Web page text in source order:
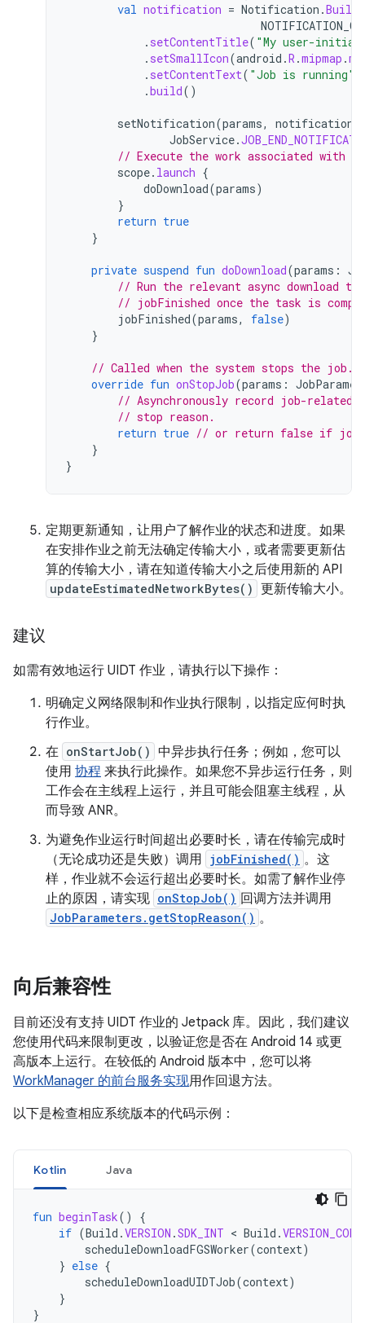
val notification = Notification .
. setContentTitle( "My user-
. setSmallIcon(android .R .mipmap .
. setContentText( "Job is running"
.build()
setNotification(params, notification
JobService.
// Execute the work associated with
scope. launch {
doDownload(params)
}
return true
}
private suspend fun doDownload(params :
// Run the relevant async download
// jobFinished once the task is
jobFinished(params, false)
}
// Called when the system stops the job.
override fun onStopJob(params :
// Asynchronously record job-related
// stop reason.
return true // or return false if job
}
}
定期更新通知，让用户了解作业的状态和进度。如果
在安排作业之前无法确定传输大小，或者需要更新估
算的传输大小，请在知道传输大小之后使用新的 API
updateEstimatedNetworkBytes() 更新传输大小。
建议
如需有效地运行 UIDT 作业，请执行以下操作：
明确定义网络限制和作业执行限制，以指定应何时执
行作业。
在 onStartJob() 中异步执行任务；例如，您可以
使用 协程 来执行此操作。如果您不异步运行任务，则
工作会在主线程上运行，并且可能会阻塞主线程，从
而导致 ANR。
为避免作业运行时间超出必要时长，请在传输完成时
（无论成功还是失败）调用 jobFinished() 。这
样，作业就不会运行超出必要时长。如需了解作业停
止的原因，请实现 onStopJob() 回调方法并调用
JobParameters.getStopReason() 。
向后兼容性
目前还没有支持 UIDT 作业的 Jetpack 库。因此，我们建议
您使用代码来限制更改，以验证您是否在 Android 14 或更
高版本上运行。在较低的 Android 版本中，您可以将
WorkManager 的前台服务实现用作回退方法。
以下是检查相应系统版本的代码示例：
Kotlin Java
fun beginTask()
{
if (Build .VERSION .SDK_INT < Build .
scheduleDownloadFGSWorker(context)
} else {
scheduleDownloadUIDTJob(context)
}
}